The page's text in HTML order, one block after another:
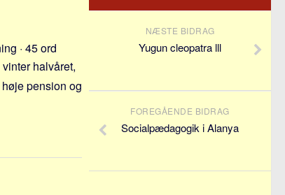
· 45 ord
halvåret,
pension og
NÆSTE BIDRAG
Yugun cleopatra lll
FOREGÅENDE BIDRAG
Socialpædagogik i Alanya